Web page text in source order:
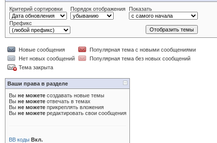
Критерий сортировки Порядок отображения Показать
Префикс
Новые сообщения
Популярная тема с новыми сообщениями
Нет новых сообщений
Популярная тема без новых сообщений
Тема закрыта
Ваши права в разделе
Вы не можете создавать новые темы
Вы не можете отвечать в темах
Вы не можете прикреплять вложения
Вы не можете редактировать свои сообщения
BB коды Вкл.